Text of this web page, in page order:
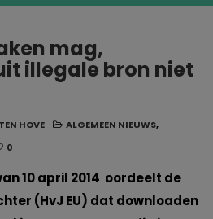
mag,
illegale bron niet
HOVE ALGEMEEN NIEUWS,
0
10 april 2014 oordeelt de
(HvJ EU) dat downloaden